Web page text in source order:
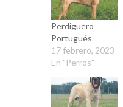
Perdiguero
Portugués
17 febrero, 2023
En "Perros"